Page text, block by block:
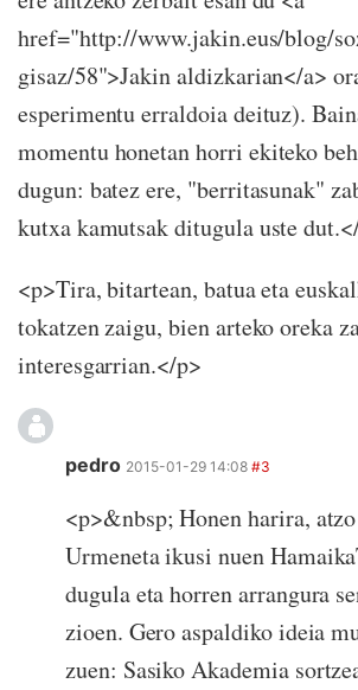
href="http://www.jakin.eus/blog/
gisaz/58">Jakin aldizkarian</a>
esperimentu erraldoia deituz).
momentu honetan horri ekiteko
dugun: batez ere, "berritasunak"
kutxa kamutsak ditugula uste
<p>Tira, bitartean, batua eta
tokatzen zaigu, bien arteko oreka
interesgarrian.</p>
pedro 2015-01-29 14:08 #3
<p>&nbsp; Honen harira,
Urmeneta ikusi nuen
dugula eta horren arrangura
zioen. Gero aspaldiko ideia
zuen: Sasiko Akademia